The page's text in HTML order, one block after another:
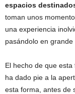
espacios
toman unos
una experiencia
pasándolo en grande
El hecho de que
ha dado pie a la
esta forma, antes de